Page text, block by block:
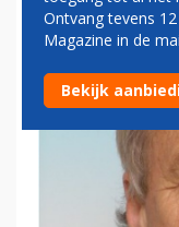
PAUL
FRANCE
Ontvang tevens
Magazine in de
Bekijk